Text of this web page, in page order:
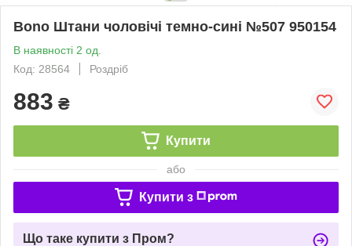
Bono Штани чоловічі темно-сині №507 950154
В наявності 2 од.
Код: 28564
Роздріб
883 ₴
Купити
або
Купити з
Що таке купити з Пром?